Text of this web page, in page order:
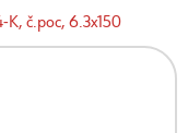
č.poc, 6.3x150